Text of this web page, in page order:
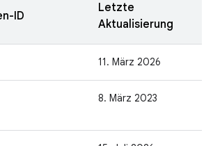
ID
Letzte
Aktualisierung
11. März 2026
8. März 2023